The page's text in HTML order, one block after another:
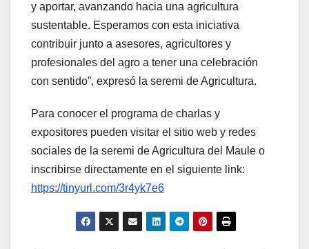
y aportar, avanzando hacia una agricultura
sustentable. Esperamos con esta iniciativa
contribuir junto a asesores, agricultores y
profesionales del agro a tener una celebración
con sentido”, expresó la seremi de Agricultura.
Para conocer el programa de charlas y
expositores pueden visitar el sitio web y redes
sociales de la seremi de Agricultura del Maule o
inscribirse directamente en el siguiente link:
https://tinyurl.com/3r4yk7e6